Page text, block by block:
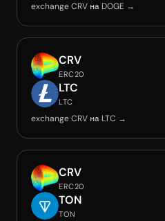
exchange CRV на DOGE →
CRV
ERC20
LTC
LTC
exchange CRV на LTC →
CRV
ERC20
TON
TON